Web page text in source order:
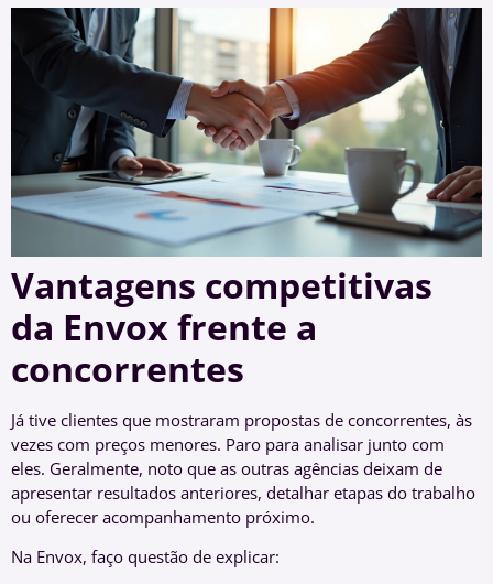
Vantagens competitivas
da Envox frente a
concorrentes
Já tive clientes que mostraram propostas de concorrentes, às
vezes com preços menores. Paro para analisar junto com
eles. Geralmente, noto que as outras agências deixam de
apresentar resultados anteriores, detalhar etapas do trabalho
ou oferecer acompanhamento próximo.
Na Envox, faço questão de explicar: